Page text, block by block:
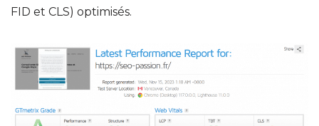
FID et CLS) optimisés.